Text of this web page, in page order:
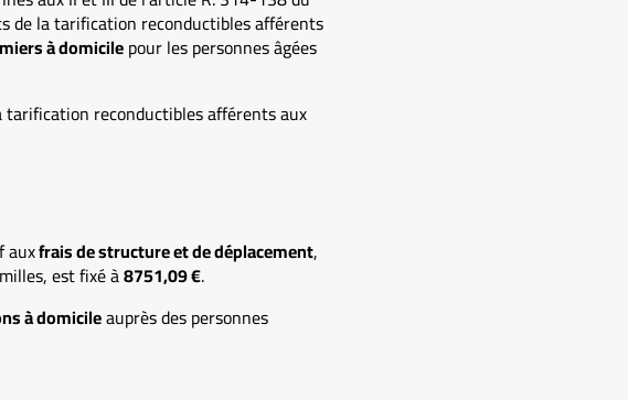
de la tarification reconductibles afférents
à domicilepour les personnes âgées
reconductibles afférents aux
auxfrais de structure et de déplacement,
est fixé à8751,09 €.
à domicileauprès des personnes